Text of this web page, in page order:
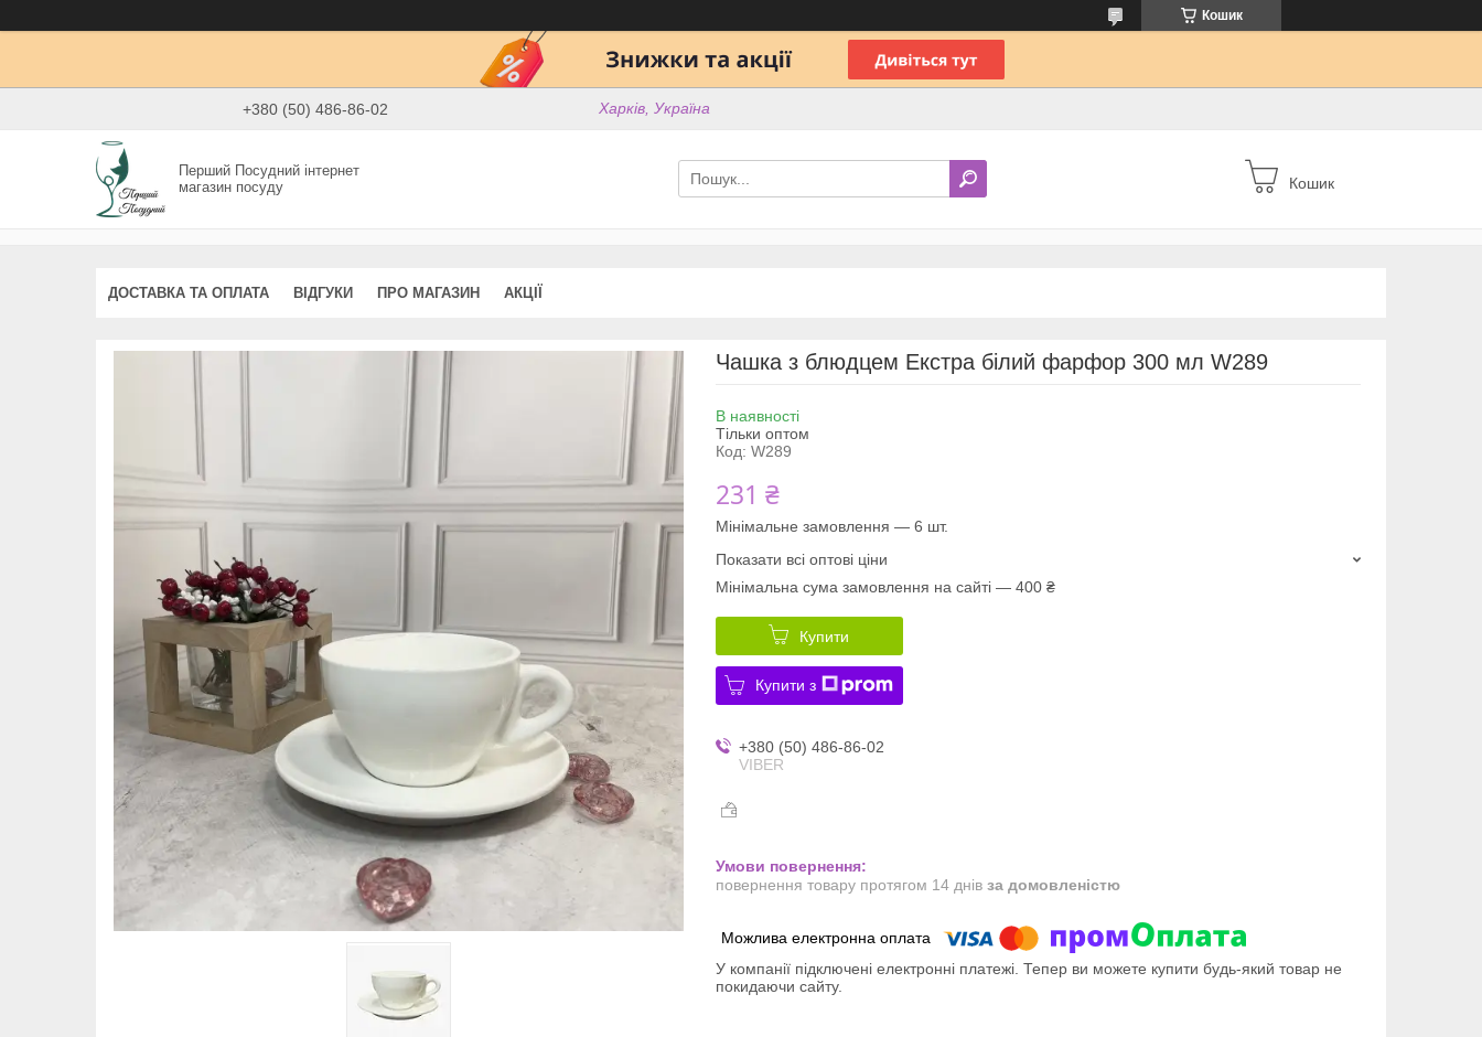
Кошик
+380 (50) 486-86-02 Харків, Україна
Перший Посудний інтернет
магазин посуду
Кошик
ДОСТАВКА ТА ОПЛАТА ВІДГУКИ ПРО МАГАЗИН АКЦІЇ
Чашка з блюдцем Екстра білий фарфор 300 мл W289
В наявності
Тільки оптом
Код: W289
231 ₴
Мінімальне замовлення — 6 шт.
Показати всі оптові ціни
Мінімальна сума замовлення на сайті — 400 ₴
Купити
Купити з
+380 (50) 486-86-02
VIBER
повернення товару протягом 14 днів за домовленістю
У компанії підключені електронні платежі. Тепер ви можете купити будь-який товар не
покидаючи сайту.